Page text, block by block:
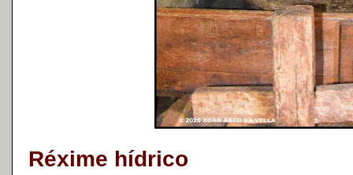
Réxime hídrico